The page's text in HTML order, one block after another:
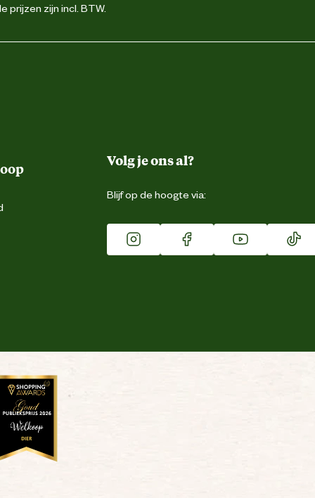
prijzen zijn incl. BTW.
Volg je ons al?
Blijf op de hoogte via: